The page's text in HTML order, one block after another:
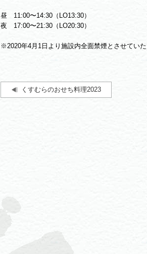
昼 11:00〜14:30（LO13:30）
夜 17:00〜21:30（LO20:30）
※2020年4月1日より施設内全面禁煙とさせていた
くすむらのおせち料理2023